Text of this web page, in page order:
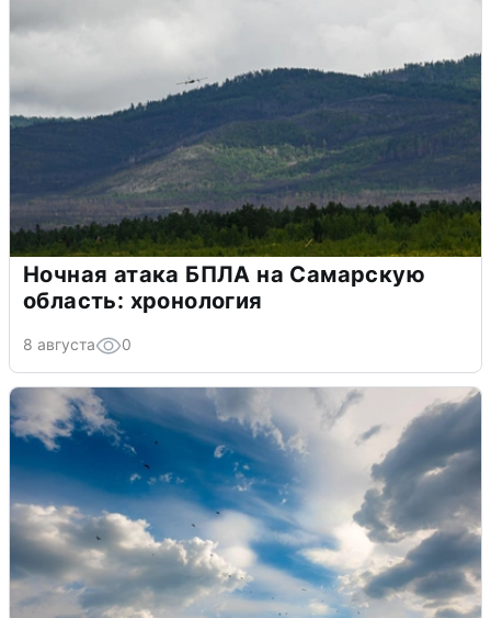
Ночная атака БПЛА на Самарскую
область: хронология
8 августа 0